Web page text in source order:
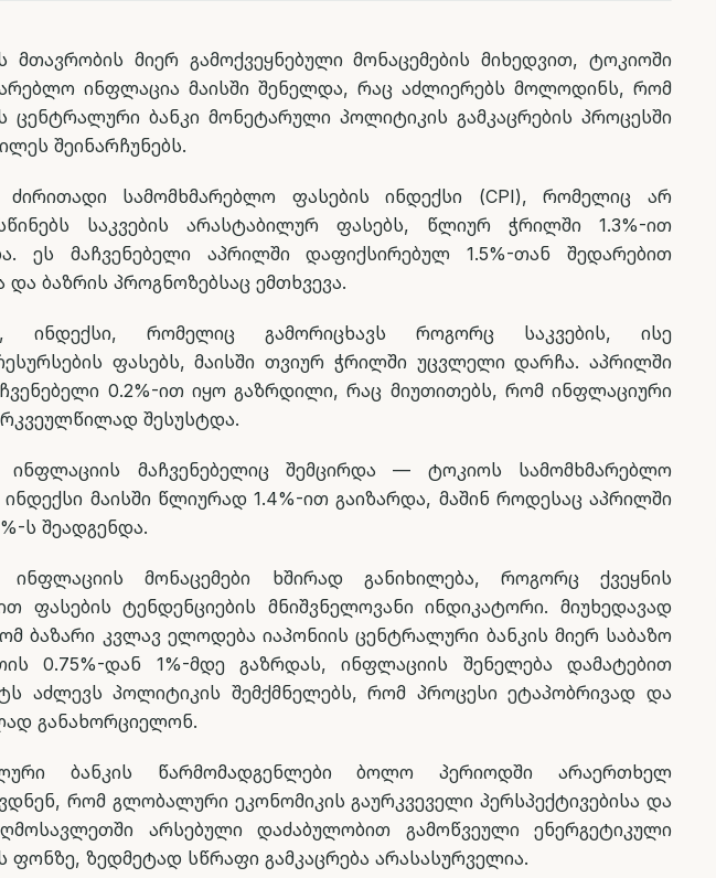
მთავრობის მიერ გამოქვეყნებული მონაცემების მიხედვით, ტოკიოში
ინფლაცია მაისში შენელდა, რაც აძლიერებს მოლოდინს, რომ
ცენტრალური ბანკი მონეტარული პოლიტიკის გამკაცრების პროცესში
შეინარჩუნებს.
ძირითადი სამომხმარებლო ფასების ინდექსი (CPI), რომელიც არ
საკვების არასტაბილურ ფასებს, წლიურ ჭრილში 1.3%-ით
ეს მაჩვენებელი აპრილში დაფიქსირებულ 1.5%-თან შედარებით
და ბაზრის პროგნოზებსაც ემთხვევა.
ინდექსი, რომელიც გამორიცხავს როგორც საკვების, ისე
ფასებს, მაისში თვიურ ჭრილში უცვლელი დარჩა. აპრილში
0.2%-ით იყო გაზრდილი, რაც მიუთითებს, რომ ინფლაციური
შესუსტდა.
ინფლაციის მაჩვენებელიც შემცირდა — ტოკიოს სამომხმარებლო
ინდექსი მაისში წლიურად 1.4%-ით გაიზარდა, მაშინ როდესაც აპრილში
ს შეადგენდა.
ინფლაციის მონაცემები ხშირად განიხილება, როგორც ქვეყნის
ფასების ტენდენციების მნიშვნელოვანი ინდიკატორი. მიუხედავად
ბაზარი კვლავ ელოდება იაპონიის ცენტრალური ბანკის მიერ საბაზო
0.75%-დან 1%-მდე გაზრდას, ინფლაციის შენელება დამატებით
აძლევს პოლიტიკის შემქმნელებს, რომ პროცესი ეტაპობრივად და
განახორციელონ.
ბანკის წარმომადგენლები ბოლო პერიოდში არაერთხელ
რომ გლობალური ეკონომიკის გაურკვეველი პერსპექტივებისა და
არსებული დაძაბულობით გამოწვეული ენერგეტიკული
ფონზე, ზედმეტად სწრაფი გამკაცრება არასასურველია.